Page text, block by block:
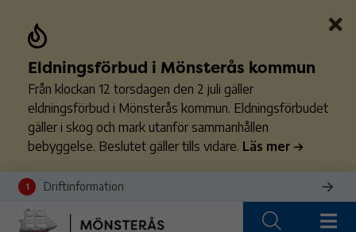
Eldningsförbud i Mönsterås kommun
Från klockan 12 torsdagen den 2 juli gäller
eldningsförbud i Mönsterås kommun. Eldningsförbudet
gäller i skog och mark utanför sammanhållen
bebyggelse. Beslutet gäller tills vidare. Läs mer
1 Driftinformation